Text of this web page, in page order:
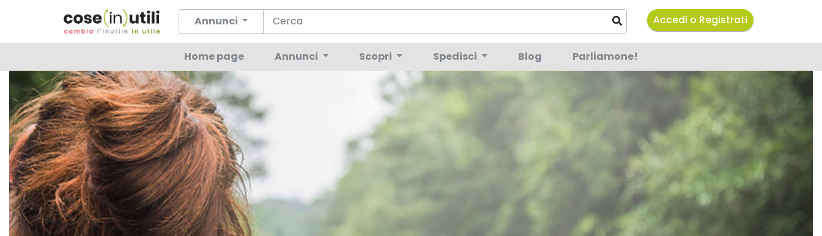
Annunci Accedi o Registrati
Home page Annunci Scopri Spedisci Blog Parliamone!